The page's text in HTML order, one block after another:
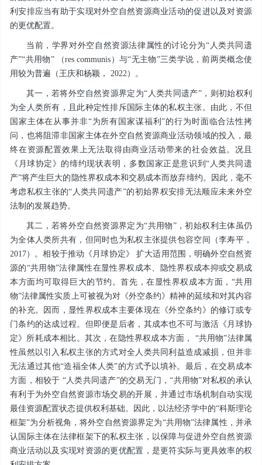
利安排应当有助于实现对外空自然资源商业活动的促进以及对资源
的更优配置。
当前，学界对外空自然资源法律属性的讨论分为“人类共同遗
产”“共用物” （res communis）与“无主物”三类学说，前两类概念使
用较为普遍（王庆和杨颖， 2022）。
其一，若将外空自然资源界定为“人类共同遗产”，则初始权利
为全人类所有，且此种定性排斥国际主体的私权主张。由此，不但
国家主体在从事并非“为所有国家谋福利”的行为时面临合法性拷
问，也将阻滞非国家主体在外空自然资源商业活动领域的投入，最
终在资源配置效果上无法取得由商业活动带来的社会效益。况且
《月球协定》的缔约现状表明，多数国家正是意识到“人类共同遗
产”将产生巨大的隐性界权成本和交易成本而放弃缔约。因此，毫不
考虑私权主张的“人类共同遗产”的初始界权安排无法顺应未来外空
法制的发展趋势。
其二，若将外空自然资源界定为“共用物”，初始权利主体虽仍
为全体人类所共有，但同时也为私权主张提供包容空间（李寿平，
2017）。相较于推动《月球协定》 扩大适用范围，明确外空自然资
源的“共用物”法律属性在显性界权成本、隐性界权成本抑或交易成
本方面均可取得巨大的节约。首先，在显性界权成本方面，“共用
物”法律属性实质上可被视为对《外空条约》精神的延续和对其内容
的补充。因而，显性界权成本主要体现在《外空条约》的修订或专
门条约的达成过程。但即便是后者，其成本也不可与激活《月球协
定》所耗成本相比。其次，在隐性界权成本方面， “共用物”法律属
性虽然以引入私权主张的方式对全人类共同利益造成减损，但并非
无法通过其他“造福全体人类”的方式予以填补。最后，在交易成本
方面，相较于 “人类共同遗产”的交易无门，“共用物”对私权的承认
有利于为外空自然资源市场交易的开展，并通过市场机制自动实现
最佳资源配置状态提供权利基础。因此，以法经济学中的“科斯理论
框架”为分析视角，将外空自然资源界定为“共用物”法律属性，并承
认国际主体在法律框架下的私权主张，以保障与促进外空自然资源
商业活动以及实现对资源的更优配置，是更符实际与更具效率的权